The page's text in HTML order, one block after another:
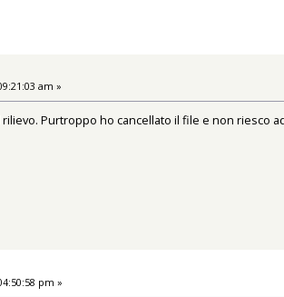
am »
Purtroppo ho cancellato il file e non riesco
pm »